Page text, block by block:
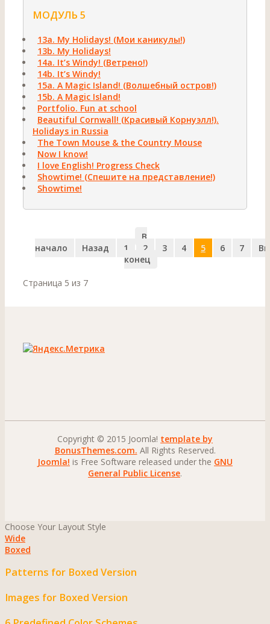
МОДУЛЬ 5
13a. My Holidays! (Мои каникулы!)
13b. My Holidays!
14a. It’s Windy! (Ветрено!)
14b. It’s Windy!
15а. A Magic Island! (Волшебный остров!)
15b. A Magic Island!
Portfolio. Fun at school
Beautiful Cornwall! (Красивый Корнуэлл!).
Holidays in Russia
The Town Mouse & the Country Mouse
Now I know!
I love English! Progress Check
Showtime! (Спешите на представление!)
Showtime!
В
начало
Назад 1 2 3 4 5 6 7
конец
Страница 5 из 7
Copyright © 2015 Joomla! template by
BonusThemes.com. All Rights Reserved.
Joomla! is Free Software released under the GNU
General Public License.
Choose Your Layout Style
Wide
Boxed
Patterns for Boxed Version
Images for Boxed Version